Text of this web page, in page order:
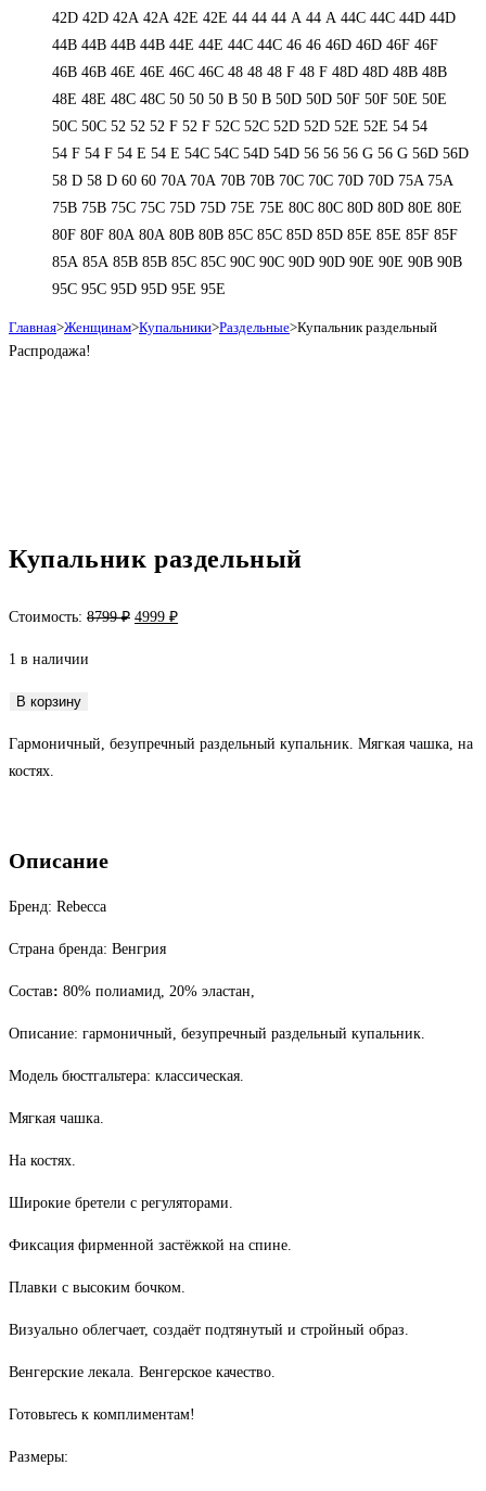
42D 42D 42А 42А 42Е 42Е 44 44 44 А 44 А 44C 44C 44D 44D
44В 44В 44В 44В 44Е 44Е 44С 44С 46 46 46D 46D 46F 46F
46В 46В 46Е 46Е 46С 46С 48 48 48 F 48 F 48D 48D 48В 48В
48Е 48Е 48С 48С 50 50 50 B 50 B 50D 50D 50F 50F 50Е 50Е
50С 50С 52 52 52 F 52 F 52C 52C 52D 52D 52E 52E 54 54
54 F 54 F 54 Е 54 Е 54C 54C 54D 54D 56 56 56 G 56 G 56D 56D
58 D 58 D 60 60 70A 70A 70B 70B 70C 70C 70D 70D 75A 75A
75B 75B 75C 75C 75D 75D 75E 75E 80C 80C 80D 80D 80E 80E
80F 80F 80А 80А 80В 80В 85C 85C 85D 85D 85E 85E 85F 85F
85А 85А 85В 85В 85С 85С 90C 90C 90D 90D 90E 90E 90В 90В
95C 95C 95D 95D 95E 95E
Главная>Женщинам>Купальники>Раздельные>Купальник раздельный
Распродажа!
Купальник раздельный
Стоимость: 8799₽ Первоначальная
4999 ₽Текущая
1 в наличии
Количество
Купальник
В корзину
Гармоничный, безупречный раздельный купальник. Мягкая чашка, на
костях.
Описание
Бренд: Rebecca
Страна бренда: Венгрия
Состав: 80% полиамид, 20% эластан,
Описание: гармоничный, безупречный раздельный купальник.
Модель бюстгальтера: классическая.
Мягкая чашка.
На костях.
Широкие бретели с регуляторами.
Фиксация фирменной застёжкой на спине.
Плавки с высоким бочком.
Визуально облегчает, создаёт подтянутый и стройный образ.
Венгерские лекала. Венгерское качество.
Готовьтесь к комплиментам!
Размеры: